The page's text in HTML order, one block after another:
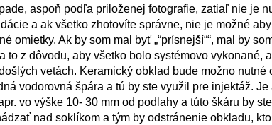
aspoň podľa priloženej fotografie, zatiaľ nie je
a ak všetko zhotovíte správne, nie je možné
omietky. Ak by som mal byť „“prísnejší““, mal by
to z dôvodu, aby všetko bolo systémovo vykonané,
vetách. Keramický obklad bude možno
vodorovná špára a tú by ste využil pre injektáž.
vo výške 10- 30 mm od podlahy a túto škáru by
nad soklíkom a tým by odstránenie obkladu,